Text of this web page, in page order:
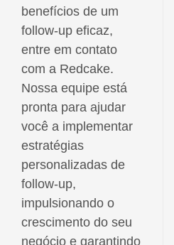
benefícios de um
follow-up eficaz,
entre em contato
com a Redcake.
Nossa equipe está
pronta para ajudar
você a implementar
estratégias
personalizadas de
follow-up,
impulsionando o
crescimento do seu
negócio e garantindo